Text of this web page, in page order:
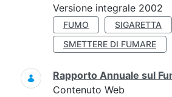
Versione integrale 2002
FUMO
SIGARETTA
SMETTERE DI FUMARE
Rapporto Annuale sul
Contenuto Web